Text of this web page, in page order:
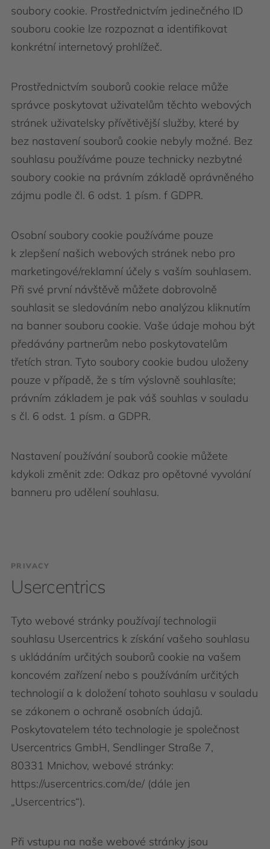
soubory cookie. Prostřednictvím jedinečného ID
souboru cookie lze rozpoznat a identifikovat
konkrétní internetový prohlížeč.
Prostřednictvím souborů cookie relace může
správce poskytovat uživatelům těchto webových
stránek uživatelsky přívětivější služby, které by
bez nastavení souborů cookie nebyly možné. Bez
souhlasu používáme pouze technicky nezbytné
soubory cookie na právním základě oprávněného
zájmu podle čl. 6 odst. 1 písm. f GDPR.
Osobní soubory cookie používáme pouze
k zlepšení našich webových stránek nebo pro
marketingové/reklamní účely s vaším souhlasem.
Při své první návštěvě můžete dobrovolně
souhlasit se sledováním nebo analýzou kliknutím
na banner souboru cookie. Vaše údaje mohou být
předávány partnerům nebo poskytovatelům
třetích stran. Tyto soubory cookie budou uloženy
pouze v případě, že s tím výslovně souhlasíte;
právním základem je pak váš souhlas v souladu
s čl. 6 odst. 1 písm. a GDPR.
Nastavení používání souborů cookie můžete
kdykoli změnit zde: Odkaz pro opětovné vyvolání
banneru pro udělení souhlasu.
PRIVACY
Usercentrics
Tyto webové stránky používají technologii
souhlasu Usercentrics k získání vašeho souhlasu
s ukládáním určitých souborů cookie na vašem
koncovém zařízení nebo s používáním určitých
technologií a k doložení tohoto souhlasu v souladu
se zákonem o ochraně osobních údajů.
Poskytovatelem této technologie je společnost
Usercentrics GmbH, Sendlinger Straße 7,
80331 Mnichov, webové stránky:
https://usercentrics.com/de/ (dále jen
„Usercentrics“).
Při vstupu na naše webové stránky jsou